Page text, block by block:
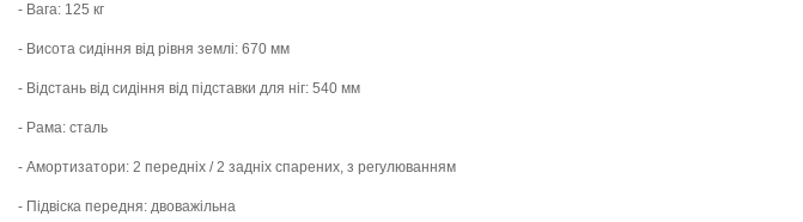
- Вага: 125 кг
- Висота сидіння від рівня землі: 670 мм
- Відстань від сидіння від підставки для ніг: 540 мм
- Рама: сталь
- Амортизатори: 2 передніх / 2 задніх спарених, з регулюванням
- Підвіска передня: двоважільна